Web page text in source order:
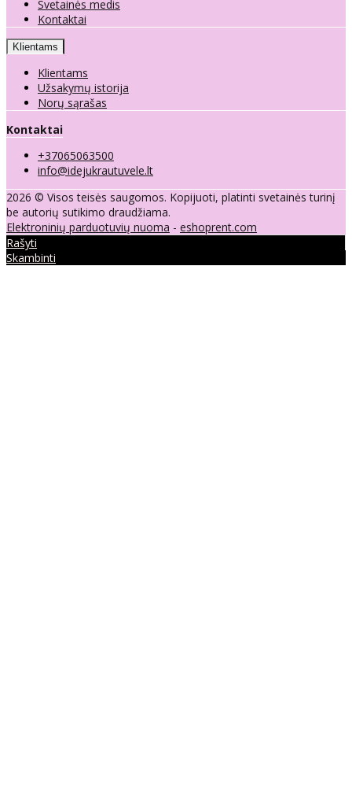
Svetainės medis
Kontaktai
Klientams
Klientams
Užsakymų istorija
Norų sąrašas
Kontaktai
+37065063500
info@idejukrautuvele.lt
2026 © Visos teisės saugomos. Kopijuoti, platinti svetainės turinį
be autorių sutikimo draudžiama.
Elektroninių parduotuvių nuoma - eshoprent.com
Rašyti
Skambinti